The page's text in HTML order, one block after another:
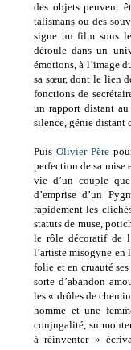
des objets peuvent
talismans ou des
signe un film sous
déroule dans un
émotions, à l’image
sa sœur, dont le lien
fonctions de
un rapport distant au
silence, génie distant
Puis Olivier Père
perfection de sa mise
vie d’un couple
d’emprise d’un
rapidement les
statuts de muse,
le rôle décoratif de
l’artiste misogyne en
folie et en cruauté
sorte d’abandon
les « drôles de
homme et une
conjugalité,
à réinventer »